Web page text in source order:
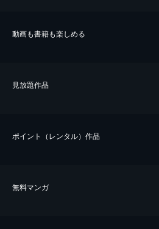
動画も書籍も楽しめる
⾒放題作品
ポイント（レンタル）作品
無料マンガ